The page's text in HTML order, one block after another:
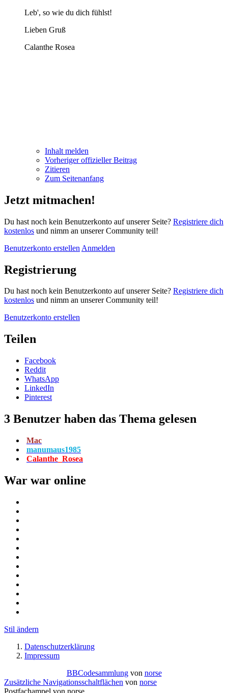
Leb', so wie du dich fühlst!
Lieben Gruß
Calanthe Rosea
Inhalt melden
Vorheriger offizieller Beitrag
Zitieren
Zum Seitenanfang
Jetzt mitmachen!
Du hast noch kein Benutzerkonto auf unserer Seite? Registriere dich
kostenlos und nimm an unserer Community teil!
Benutzerkonto erstellen Anmelden
Registrierung
Du hast noch kein Benutzerkonto auf unserer Seite? Registriere dich
kostenlos und nimm an unserer Community teil!
Benutzerkonto erstellen
Teilen
Facebook
Reddit
WhatsApp
LinkedIn
Pinterest
3 Benutzer haben das Thema gelesen
Mac
manumaus1985
Calanthe_Rosea
War war online
Stil ändern
Datenschutzerklärung
Impressum
BBCodesammlungvon norse
Zusätzliche Navigationsschaltflächen von norse
Postfachampel von norse